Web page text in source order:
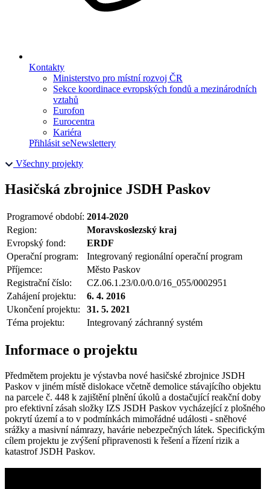
Kontakty
Ministerstvo pro místní rozvoj ČR
Sekce koordinace evropských fondů a mezinárodních
vztahů
Eurofon
Eurocentra
Kariéra
Přihlásit seNewslettery
Všechny projekty
Hasičská zbrojnice JSDH Paskov
Programové období: 2014-2020
Region:
Moravskoslezský kraj
Evropský fond:
ERDF
Operační program:
Integrovaný regionální operační program
Příjemce:
Město Paskov
Registrační číslo:
CZ.06.1.23/0.0/0.0/16_055/0002951
Zahájení projektu:
6. 4. 2016
Ukončení projektu:
31. 5. 2021
Téma projektu:
Integrovaný záchranný systém
Informace o projektu
Předmětem projektu je výstavba nové hasičské zbrojnice JSDH
Paskov v jiném místě dislokace včetně demolice stávajícího objektu
na parcele č. 448 k zajištění plnění úkolů a dostačující reakční doby
pro efektivní zásah složky IZS JSDH Paskov vycházející z plošného
pokrytí území a to v podmínkách mimořádné události - sněhové
srážky a masivní námrazy, havárie nebezpečných látek. Specifickým
cílem projektu je zvýšení připravenosti k řešení a řízení rizik a
katastrof JSDH Paskov.